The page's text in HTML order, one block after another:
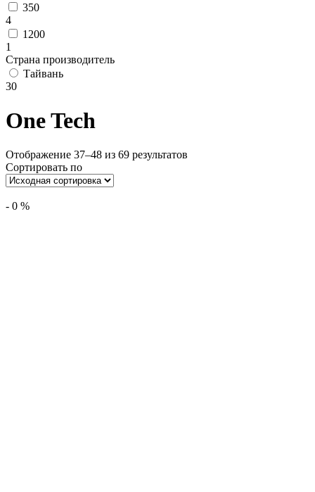
350
4
1200
1
Страна производитель
Тайвань
30
One Tech
Отображение 37–48 из 69 результатов
Сортировать по
- 0 %